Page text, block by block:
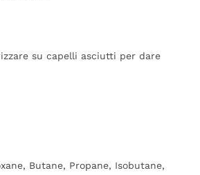
su capelli asciutti per dare
Butane, Propane, Isobutane,